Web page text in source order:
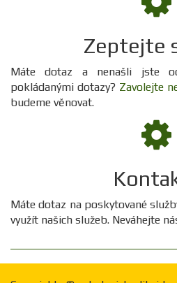
Zeptejte
Máte dotaz a nenašli jste
pokládanými dotazy? Zavolejte
budeme věnovat.
Máte dotaz na poskytované
využít našich služeb. Neváhejte